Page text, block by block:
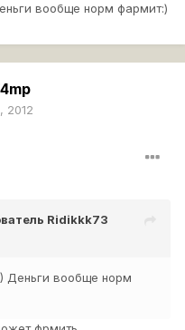
вообще норм фармит:)
2012
Ridikkk73
Деньги вообще норм